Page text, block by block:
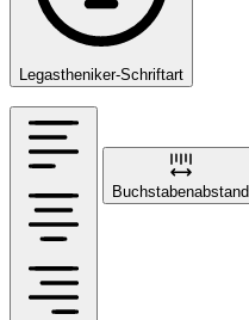
Legastheniker-Schriftart
Buchstabenabstand